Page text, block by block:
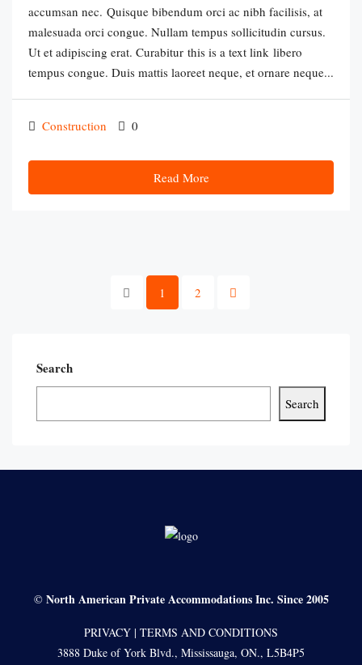
accumsan nec. Quisque bibendum orci ac nibh facilisis, at
malesuada orci congue. Nullam tempus sollicitudin cursus.
Ut et adipiscing erat. Curabitur this is a text link libero
tempus congue. Duis mattis laoreet neque, et ornare neque...
Construction 0
Read More
1 2
Search
Search
© North American Private Accommodations Inc. Since 2005
PRIVACY | TERMS AND CONDITIONS
3888 Duke of York Blvd., Mississauga, ON., L5B4P5